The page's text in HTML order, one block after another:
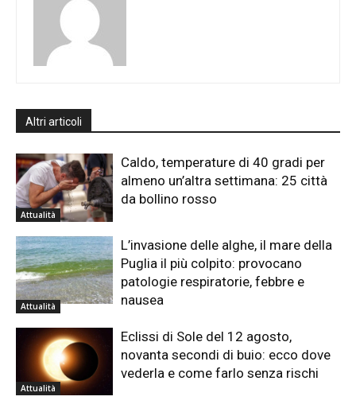
Altri articoli
Attualità
Caldo, temperature di 40 gradi per
almeno un’altra settimana: 25 città
da bollino rosso
Attualità
L’invasione delle alghe, il mare della
Puglia il più colpito: provocano
patologie respiratorie, febbre e
nausea
Attualità
Eclissi di Sole del 12 agosto,
novanta secondi di buio: ecco dove
vederla e come farlo senza rischi